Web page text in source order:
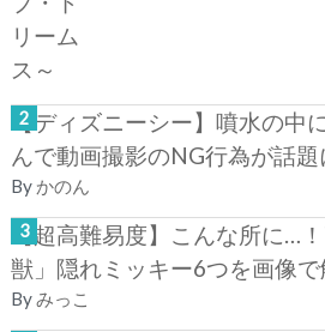
【ディズニーシー】噴水の中
んで動画撮影のNG行為が話題
By かのん
【超高難易度】こんな所に…
獣」隠れミッキー6つを画像で
Byみっこ